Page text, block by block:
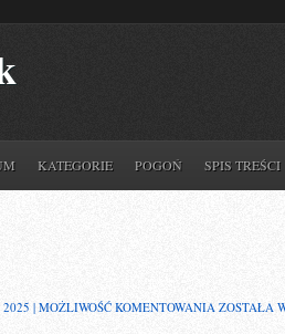
KATEGORIE POGOŃ SPIS TREŚCI
|MOŻLIWOŚĆ KOMENTOWANIA NORWEGIA
ZOSTAŁA